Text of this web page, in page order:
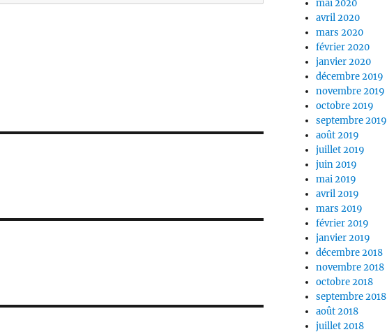
mai 2020
avril 2020
mars 2020
février 2020
janvier 2020
décembre 2019
novembre 2019
octobre 2019
septembre 2019
août 2019
juillet 2019
juin 2019
mai 2019
avril 2019
mars 2019
février 2019
janvier 2019
décembre 2018
novembre 2018
octobre 2018
septembre 2018
août 2018
juillet 2018